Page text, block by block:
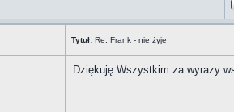
Tytuł: Re: Frank - nie żyje
Dziękuję Wszystkim za wyrazy